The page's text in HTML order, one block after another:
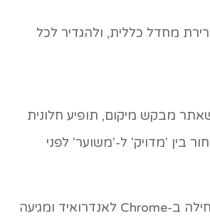
מחדל כללית, ולהגדיר לכל
מבקש מיקום, תופיע חלונית
בין 'מדויק' ל-'משוער' לפני
התכונה הושקה תחילה ב-Chrome לאנדרואיד ומגיעה